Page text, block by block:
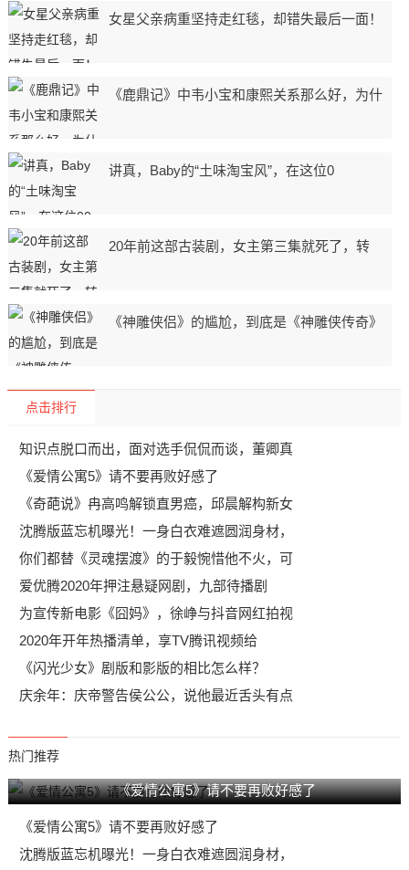
女星父亲病重坚持走红毯，却错失最后一面！
《鹿鼎记》中韦小宝和康熙关系那么好，为什
讲真，Baby的“土味淘宝风”，在这位0
20年前这部古装剧，女主第三集就死了，转
《神雕侠侣》的尴尬，到底是《神雕侠传奇》
点击排行
知识点脱口而出，面对选手侃侃而谈，董卿真
《爱情公寓5》请不要再败好感了
《奇葩说》冉高鸣解锁直男癌，邱晨解构新女
沈腾版蓝忘机曝光！一身白衣难遮圆润身材，
你们都替《灵魂摆渡》的于毅惋惜他不火，可
爱优腾2020年押注悬疑网剧，九部待播剧
为宣传新电影《囧妈》，徐峥与抖音网红拍视
2020年开年热播清单，享TV腾讯视频给
《闪光少女》剧版和影版的相比怎么样？
庆余年：庆帝警告侯公公，说他最近舌头有点
热门推荐
《爱情公寓5》请不要再败好感了
《爱情公寓5》请不要再败好感了
沈腾版蓝忘机曝光！一身白衣难遮圆润身材，